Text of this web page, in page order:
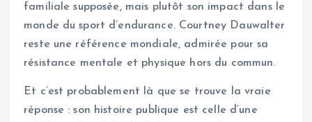
familiale supposée, mais plutôt son impact dans le
monde du sport d’endurance. Courtney Dauwalter
reste une référence mondiale, admirée pour sa
résistance mentale et physique hors du commun.
Et c’est probablement là que se trouve la vraie
réponse : son histoire publique est celle d’une